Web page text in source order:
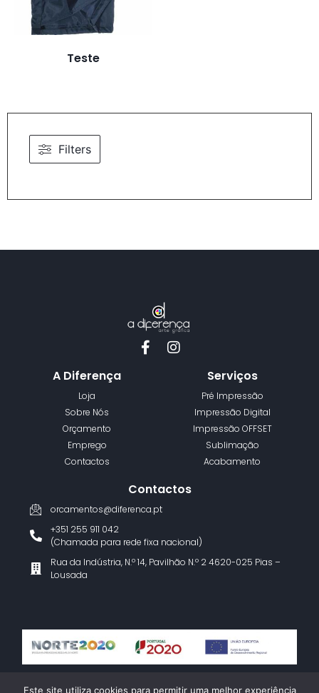
Filters
Teste
A Diferença
Loja
Sobre Nós
Orçamento
Emprego
Contactos
Serviços
Pré Impressão
Impressão Digital
Impressão OFFSET
Sublimação
Acabamento
Contactos
orcamentos@diferenca.pt
+351 255 911 042
(Chamada para rede fixa nacional)
Rua da Indústria, N.º 14, Pavilhão N.º 2 4620-025 Pias –
Lousada
Este site utiliza cookies para permitir uma melhor experiência